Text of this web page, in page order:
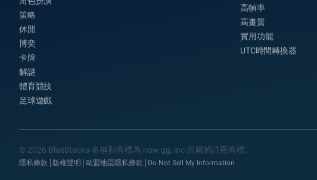
策略
休閒
博奕
卡牌
解謎
體育競技
足球遊戲
高幀率
高畫質
實用功能
UTC時間轉換器
© 2026 BlueStacks 名稱和商標為 now.gg, inc 所屬的註冊商標。
隱私條款 版權聲明 歐盟地區隱私條款 Do Not Sell My Information